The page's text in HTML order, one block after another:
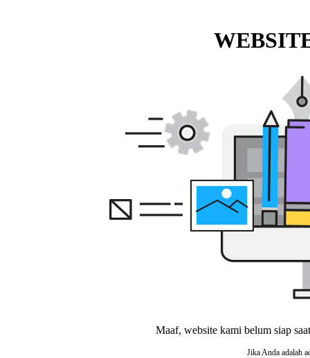
Maaf, website kami belum siap
Jika Anda adalah